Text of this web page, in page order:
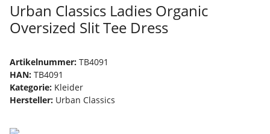
Urban Classics Ladies Organic
Oversized Slit Tee Dress
Artikelnummer: TB4091
HAN: TB4091
Kategorie: Kleider
Hersteller: Urban Classics